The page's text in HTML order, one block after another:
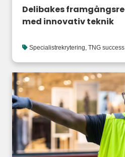
Delibakes
med innovativ teknik
Specialistrekrytering, TNG